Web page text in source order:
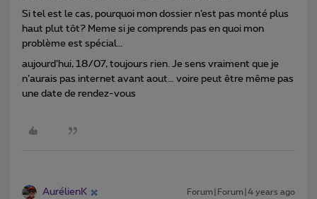
Si tel est le cas, pourquoi mon dossier n’est pas monté plus
haut plut tôt? Meme si je comprends pas en quoi mon
problème est spécial…
aujourd’hui, 18/07, toujours rien. Je sens vraiment que je
n’aurais pas internet avant aout… voire peut être même pas
une date de rendez-vous
AurélienK Forum|Forum|4 years ago